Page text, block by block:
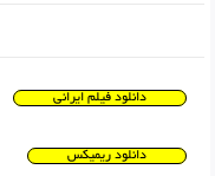
دانلود فیلم ایرانی
دانلود ریمیکس